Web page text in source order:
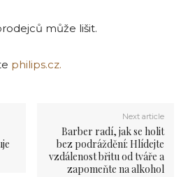
může lišit.
philips.cz.
Next article
Barber radí, jak se holit
bez podráždění: Hlídejte
vzdálenost břitu od tváře a
zapomeňte na alkohol